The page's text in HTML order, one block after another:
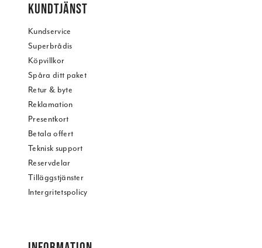
KUNDTJÄNST
Kundservice
Superbrådis
Köpvillkor
Spåra ditt paket
Retur & byte
Reklamation
Presentkort
Betala offert
Teknisk support
Reservdelar
Tilläggstjänster
Intergritetspolicy